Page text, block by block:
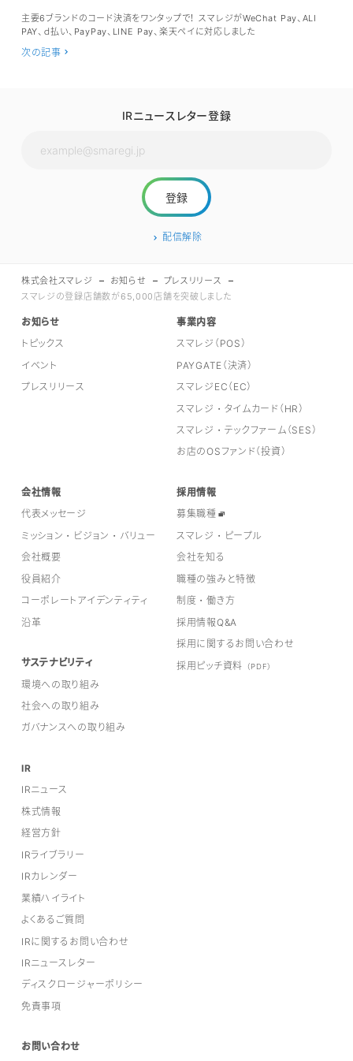
主要6ブランドのコード決済をワンタップで！ スマレジがWeChat Pay、ALI
PAY、ｄ払い、PayPay、LINE Pay、楽天ペイに対応しました
次の記事
IRニュースレター登録
配信解除
株式会社スマレジ お知らせ
プレスリリース
スマレジの登録店舗数が65,000店舗を突破しました
お知らせ
トピックス
イベント
プレスリリース
事業内容
スマレジ（POS）
PAYGATE（決済）
スマレジEC（EC）
スマレジ・タイムカード（HR）
スマレジ・テックファーム（SES）
お店のOSファンド（投資）
会社情報
代表メッセージ
ミッション・ビジョン・バリュー
会社概要
役員紹介
コーポレートアイデンティティ
沿革
サステナビリティ
環境への取り組み
社会への取り組み
ガバナンスへの取り組み
採用情報
募集職種
スマレジ・ピープル
会社を知る
職種の強みと特徴
制度・働き方
採用情報Q&A
採用に関するお問い合わせ
採用ピッチ資料
（PDF）
IR
IRニュース
株式情報
経営方針
IRライブラリー
IRカレンダー
業績ハイライト
よくあるご質問
IRに関するお問い合わせ
IRニュースレター
ディスクロージャーポリシー
免責事項
お問い合わせ